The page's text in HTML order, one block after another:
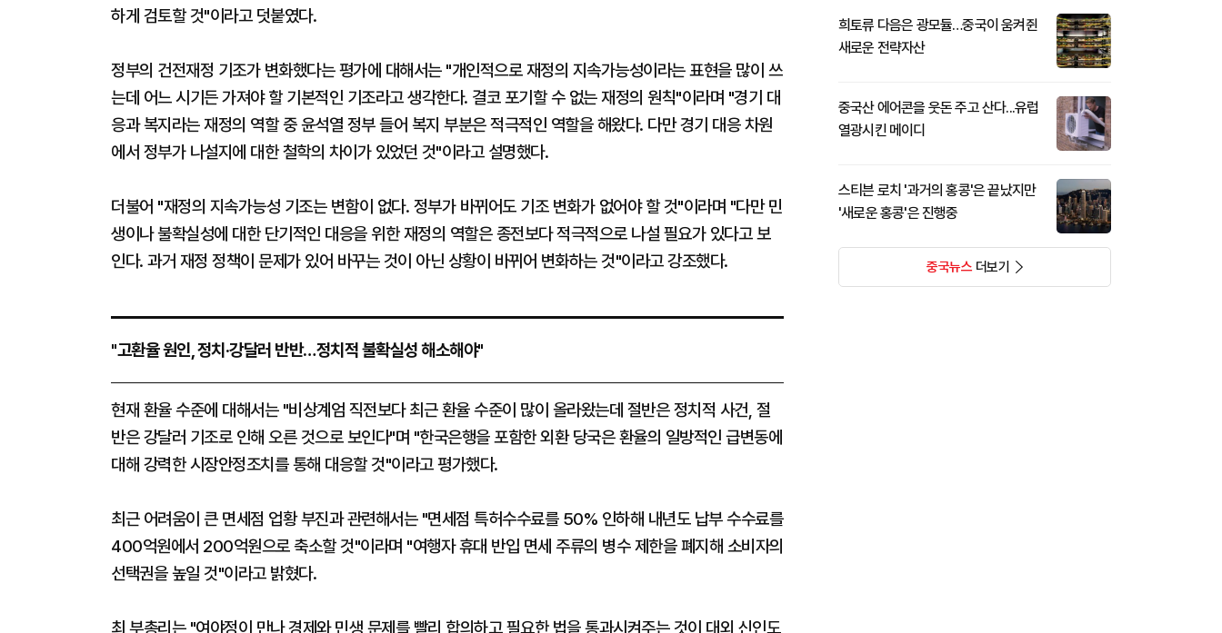
하게 검토할 것"이라고 덧붙였다.
정부의 건전재정 기조가 변화했다는 평가에 대해서는 "개인적으로 재정의 지속가능성이라는 표현을 많이 쓰
는데 어느 시기든 가져야 할 기본적인 기조라고 생각한다. 결코 포기할 수 없는 재정의 원칙"이라며 "경기 대
응과 복지라는 재정의 역할 중 윤석열 정부 들어 복지 부분은 적극적인 역할을 해왔다. 다만 경기 대응 차원
에서 정부가 나설지에 대한 철학의 차이가 있었던 것"이라고 설명했다.
더불어 "재정의 지속가능성 기조는 변함이 없다. 정부가 바뀌어도 기조 변화가 없어야 할 것"이라며 "다만 민
생이나 불확실성에 대한 단기적인 대응을 위한 재정의 역할은 종전보다 적극적으로 나설 필요가 있다고 보
인다. 과거 재정 정책이 문제가 있어 바꾸는 것이 아닌 상황이 바뀌어 변화하는 것"이라고 강조했다.
"고환율 원인, 정치·강달러 반반…정치적 불확실성 해소해야"
현재 환율 수준에 대해서는 "비상계엄 직전보다 최근 환율 수준이 많이 올라왔는데 절반은 정치적 사건, 절
반은 강달러 기조로 인해 오른 것으로 보인다"며 "한국은행을 포함한 외환 당국은 환율의 일방적인 급변동에
대해 강력한 시장안정조치를 통해 대응할 것"이라고 평가했다.
최근 어려움이 큰 면세점 업황 부진과 관련해서는 "면세점 특허수수료를 50% 인하해 내년도 납부 수수료를
400억원에서 200억원으로 축소할 것"이라며 "여행자 휴대 반입 면세 주류의 병수 제한을 폐지해 소비자의
선택권을 높일 것"이라고 밝혔다.
최 부총리는 "여야정이 만나 경제와 민생 문제를 빨리 합의하고 필요한 법을 통과시켜주는 것이 대외 신인도
희토류 다음은 광모듈…중국이 움켜쥔
새로운 전략자산
중국산 에어콘을 웃돈 주고 산다...유럽
열광시킨 메이디
스티븐 로치 '과거의 홍콩'은 끝났지만
'새로운 홍콩'은 진행중
중국뉴스더보기